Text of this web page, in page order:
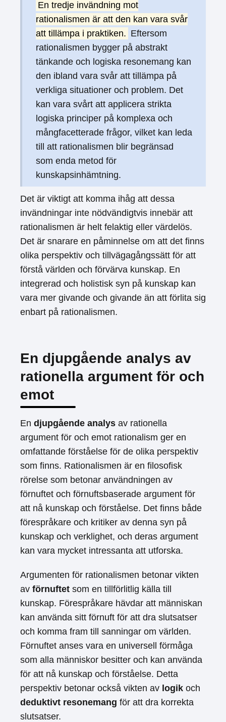
En tredje invändning mot
rationalismen är att den kan vara svår
att tillämpa i praktiken. Eftersom
rationalismen bygger på abstrakt
tänkande och logiska resonemang kan
den ibland vara svår att tillämpa på
verkliga situationer och problem. Det
kan vara svårt att applicera strikta
logiska principer på komplexa och
mångfacetterade frågor, vilket kan leda
till att rationalismen blir begränsad
som enda metod för
kunskapsinhämtning.
Det är viktigt att komma ihåg att dessa
invändningar inte nödvändigtvis innebär att
rationalismen är helt felaktig eller värdelös.
Det är snarare en påminnelse om att det finns
olika perspektiv och tillvägagångssätt för att
förstå världen och förvärva kunskap. En
integrerad och holistisk syn på kunskap kan
vara mer givande och givande än att förlita sig
enbart på rationalismen.
En djupgående analys av
rationella argument för och
emot
En djupgående analys av rationella
argument för och emot rationalism ger en
omfattande förståelse för de olika perspektiv
som finns. Rationalismen är en filosofisk
rörelse som betonar användningen av
förnuftet och förnuftsbaserade argument för
att nå kunskap och förståelse. Det finns både
förespråkare och kritiker av denna syn på
kunskap och verklighet, och deras argument
kan vara mycket intressanta att utforska.
Argumenten för rationalismen betonar vikten
av förnuftet som en tillförlitlig källa till
kunskap. Förespråkare hävdar att människan
kan använda sitt förnuft för att dra slutsatser
och komma fram till sanningar om världen.
Förnuftet anses vara en universell förmåga
som alla människor besitter och kan använda
för att nå kunskap och förståelse. Detta
perspektiv betonar också vikten av logik och
deduktivt resonemang för att dra korrekta
slutsatser.